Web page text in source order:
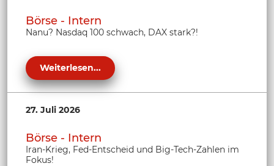
Börse - Intern
Nanu? Nasdaq 100 schwach, DAX stark?!
Weiterlesen...
27. Juli 2026
Börse - Intern
Iran-Krieg, Fed-Entscheid und Big-Tech-Zahlen im
Fokus!